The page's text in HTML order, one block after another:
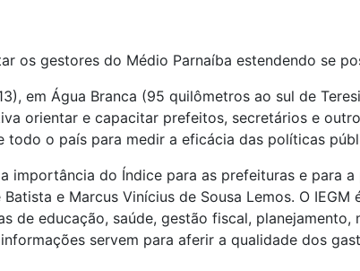
os gestores do Médio Parnaíba estendendo se
em Água Branca (95 quilômetros ao sul de
orientar e capacitar prefeitos, secretários e
o país para medir a eficácia das políticas
importância do Índice para as prefeituras e para
e Marcus Vinícius de Sousa Lemos. O
de educação, saúde, gestão fiscal,
servem para aferir a qualidade dos